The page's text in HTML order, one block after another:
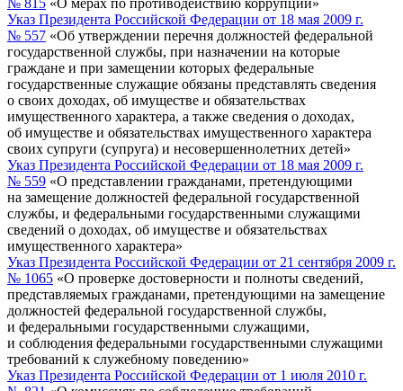
Указ Президента Российской Федерации от 18 мая 2009 г.
№ 557 «Об утверждении перечня должностей федеральной
государственной службы, при назначении на которые
граждане и при замещении которых федеральные
государственные служащие обязаны представлять сведения
о своих доходах, об имуществе и обязательствах
имущественного характера, а также сведения о доходах,
об имуществе и обязательствах имущественного характера
своих супруги (супруга) и несовершеннолетних детей»
Указ Президента Российской Федерации от 18 мая 2009 г.
№ 559 «О представлении гражданами, претендующими
на замещение должностей федеральной государственной
службы, и федеральными государственными служащими
сведений о доходах, об имуществе и обязательствах
имущественного характера»
Указ Президента Российской Федерации от 21 сентября 2009 г.
№ 1065 «О проверке достоверности и полноты сведений,
представляемых гражданами, претендующими на замещение
должностей федеральной государственной службы,
и федеральными государственными служащими,
и соблюдения федеральными государственными служащими
требований к служебному поведению»
Указ Президента Российской Федерации от 1 июля 2010 г.